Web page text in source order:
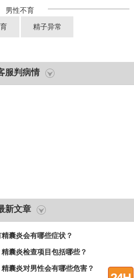
男性不育
精子异常
服判病情
新文章
囊炎会有哪些症状？
囊炎检查项目包括哪些？
囊炎对男性会有哪些危害？